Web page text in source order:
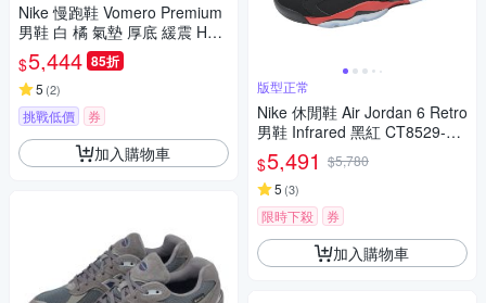
Nike 慢跑鞋 Vomero Premium
男鞋 白 橘 氣墊 厚底 緩震 HQ2
050-101
$5,444 85折
5 (2)
挑戰低價 券
加入購物車
版型正常
Nike 休閒鞋 Air Jordan 6 Retro
男鞋 Infrared 黑紅 CT8529-00
$5,491 $5,780
5 (3)
限時下殺 券
加入購物車